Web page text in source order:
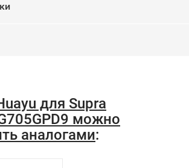
для Supra
можно
аналогами: